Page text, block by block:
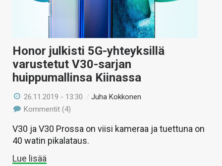
Honor julkisti 5G-yhteyksillä
varustetut V30-sarjan
huippumallinsa Kiinassa
26.11.2019 - 13:30 /Juha Kokkonen
Kommentit (4)
V30 ja V30 Prossa on viisi kameraa ja tuettuna on
40 watin pikalataus.
Lue lisää